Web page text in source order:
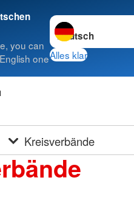
you can
one
Sprache wechseln
Alles klar
Kreisverbände